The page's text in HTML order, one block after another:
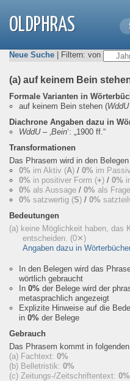
OLDPHRAS
Neue Suche | Filtern: von
(a) auf keinem Bein
Formale Varianten in
auf keinem Bein stehen (WddU
Diachrone Angaben dazu in
WddU– ‚Bein‘: „1900 ff.“
Transformationen
Das Phrasem wird in den
0% im Aktiv (A) / 0% im Passiv
0% in positiver Form (+) / 0%
0% als Aussage / 0% als
0% satzwertig (S) / 0%
Bedeutungen
(a) keine Möglichkeit haben, das
entscheiden. (0✕)
Angaben dazu in
In den Belegen wird das
wörtlich gebraucht
In 0% der Belege wird der
metasprachlich angezeigt
Explizite Hinweise auf die
in 0% der Belege
Gebrauch
Das Phrasem kommt in
(a) Fachtext: 0%
(b) Belletristik: 0%
(c) Zeitungs-/Zeitschriftentext: 0%